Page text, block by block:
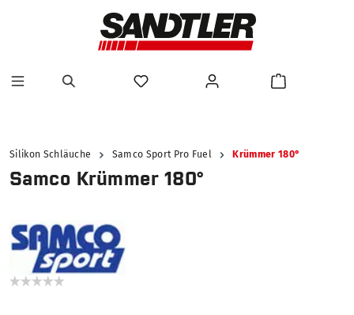
Silikon Schläuche Samco Sport Pro Fuel Krümmer 180°
Samco Krümmer 180°